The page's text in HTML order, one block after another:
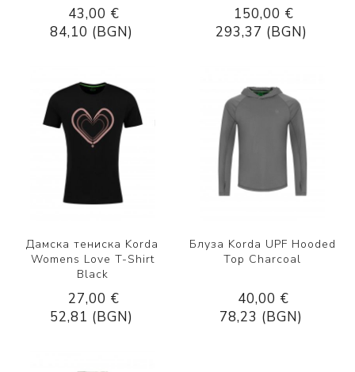
43,00 €
84,10 (BGN)
150,00 €
293,37 (BGN)
Дамска тениска Korda
Womens Love T-Shirt
Black
27,00 €
52,81 (BGN)
Блуза Korda UPF Hooded
Top Charcoal
40,00 €
78,23 (BGN)